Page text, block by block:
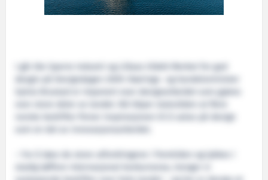
I går ble Sperre Industri og Lillaas tildelt Merket for god
desgin på Designdagen 2009. Nærings- og handelsminister
Sylvia Brustad er imponert over designarbeidet som gjøres
norske bedrifter finner inspirasjonen til å satse på design
– For å løse de store utfordringene i fremtiden og lykkes i
stadig tøffere internasjonal konkurranse, trenger vi